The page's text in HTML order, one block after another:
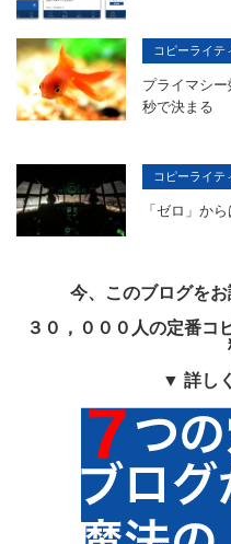
コピーライテ
プライマシ
秒で決まる
コピーライテ
「ゼロ」か
今、このブログを
３０，０００人の定番コ
▼ 詳し